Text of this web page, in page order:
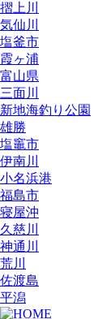
摺上川
気仙川
塩釜市
霞ヶ浦
富山県
三面川
新地海釣り公園
雄勝
塩竈市
伊南川
小名浜港
福島市
寝屋沖
久慈川
神通川
荒川
佐渡島
平潟